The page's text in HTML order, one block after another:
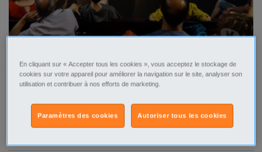
Tel
Contacter par email
En cliquant sur « Accepter tous les cookies », vous acceptez le stockage de
cookies sur votre appareil pour améliorer la navigation sur le site, analyser son
utilisation et contribuer à nos efforts de marketing.
Autoriser tous les cookies
Paramètres des cookies